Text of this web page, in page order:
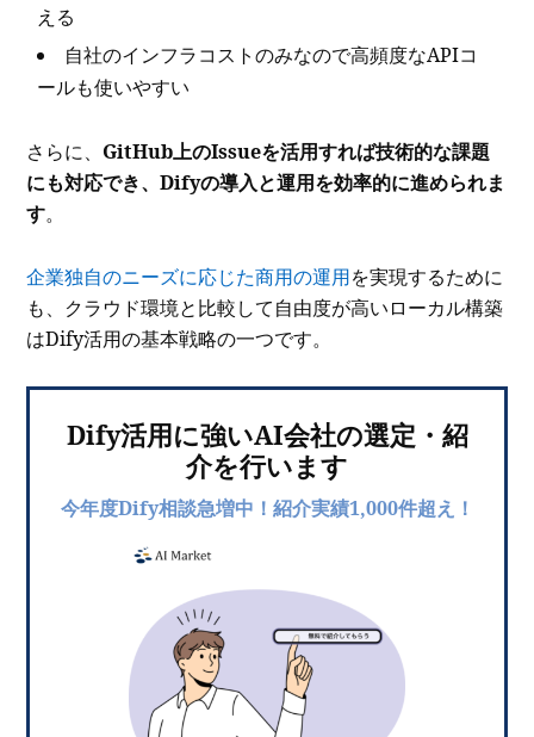
える
自社のインフラコストのみなので高頻度なAPIコ
ールも使いやすい
さらに、 GitHub上のIssueを活用すれば技術的な課題
にも対応でき、Difyの導入と運用を効率的に進められま
す。
企業独自のニーズに応じた商用の運用を実現するために
も、クラウド環境と比較して自由度が高いローカル構築
はDify活用の基本戦略の一つです。
Dify活用に強いAI会社の選定・紹
介を行います
今年度Dify相談急増中！紹介実績1,000件超え！